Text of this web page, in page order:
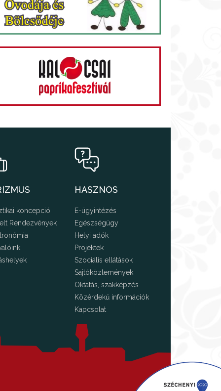
koncepció
Rendezvények
HASZNOS
E-ügyintézés
Egészségügy
Helyi adók
Projektek
Szociális ellátások
Sajtóközlemények
Oktatás, szakképzés
Közérdekű információk
Kapcsolat